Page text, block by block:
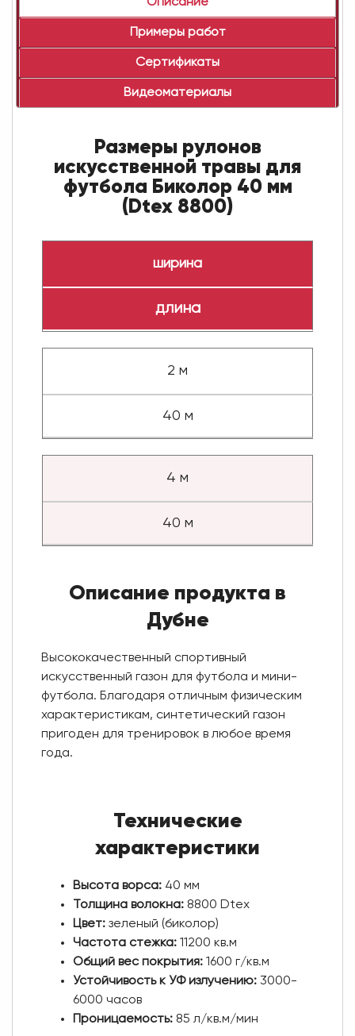
Примеры работ
Сертификаты
Видеоматериалы
Размеры рулонов
искусственной травы для
футбола Биколор 40 мм
(Dtex 8800)
ширина
длина
2 м
40 м
4 м
40 м
Описание продукта в
Дубне
Высококачественный спортивный
искусственный газон для футбола и мини-
футбола. Благодаря отличным физическим
характеристикам, синтетический газон
пригоден для тренировок в любое время
года.
Технические
характеристики
Высота ворса:40 мм
Толщина волокна:8800 Dtex
Цвет:зеленый (биколор)
Частота стежка:11200 кв.м
Общий вес покрытия:1600 г/кв.м
Устойчивость к УФ излучению:3000-
6000 часов
Проницаемость:85 л/кв.м/мин